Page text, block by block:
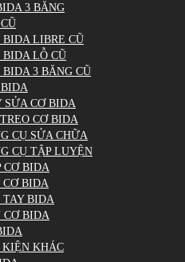
3 BĂNG
BIDA LIBRE CŨ
BIDA LỖ CŨ
BIDA 3 BĂNG CŨ
SỬA CƠ BIDA
CƠ BIDA
CỤ SỬA CHỮA
CỤ TẬP LUYỆN
CƠ BIDA
CƠ BIDA
TAY BIDA
BIDA
KIỆN KHÁC